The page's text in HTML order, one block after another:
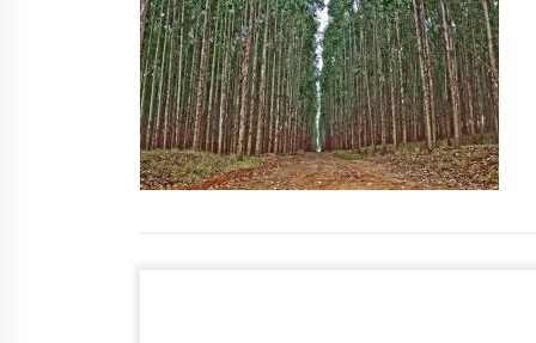
protagonista
2026/07/16
POTTO: San Pedro jaietako bertso-
saioa
2026/07/09